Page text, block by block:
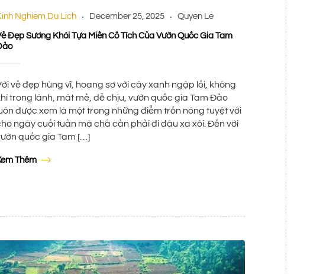
Nghiem Du Lich December 25, 2025 Quyen Le
Đẹp Sương Khói Tựa Miền Cổ Tích Của Vườn Quốc Gia Tam
vẻ đẹp hùng vĩ, hoang sơ với cây xanh ngập lối, không
trong lành, mát mẻ, dễ chịu, vườn quốc gia Tam Đảo
được xem là một trong những điểm trốn nóng tuyệt vời
ngày cuối tuần mà chả cần phải đi đâu xa xôi. Đến với
quốc gia Tam […]
Thêm